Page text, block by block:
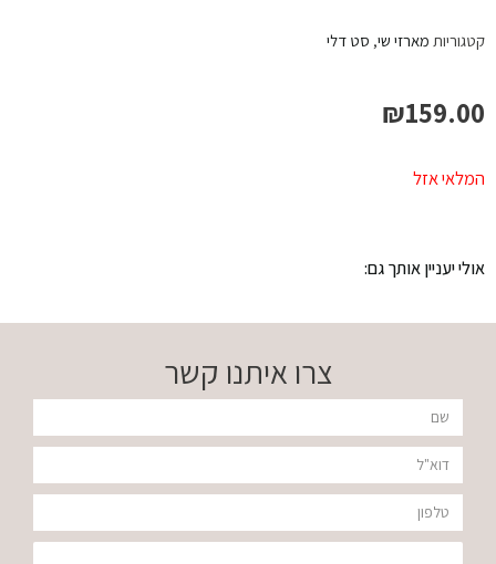
קטגוריות מארזי שי, סט דלי
₪159.00
המלאי אזל
אולי יעניין אותך גם:
צרו איתנו קשר
שם
דוא"ל
טלפון